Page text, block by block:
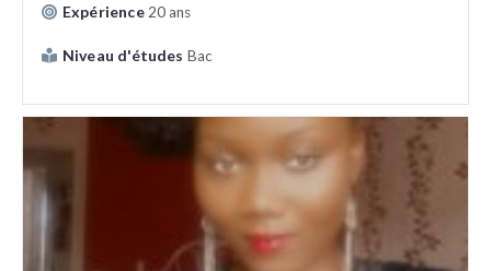
Expérience 20 ans
Niveau d'études Bac